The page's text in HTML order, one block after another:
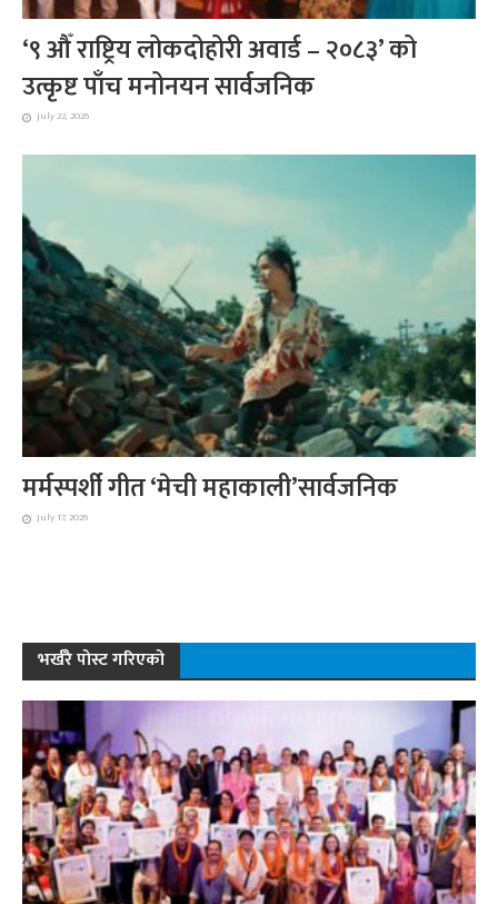
‘९ औँ राष्ट्रिय लोकदोहोरी अवार्ड – २०८३’ को
उत्कृष्ट पाँच मनोनयन सार्वजनिक
July 22, 2026
मर्मस्पर्शी गीत ‘मेची महाकाली’सार्वजनिक
July 17, 2026
भर्खरै पोस्ट गरिएको